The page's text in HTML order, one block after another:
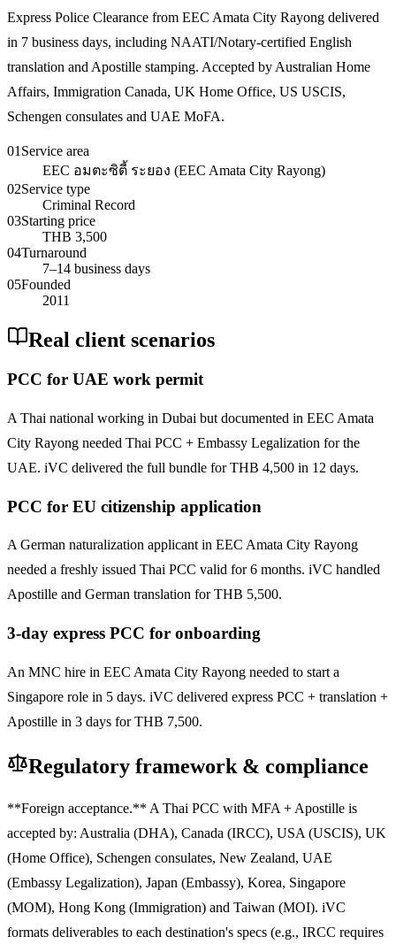
Express Police Clearance from EEC Amata City Rayong delivered
in 7 business days, including NAATI/Notary-certified English
translation and Apostille stamping. Accepted by Australian Home
Affairs, Immigration Canada, UK Home Office, US USCIS,
Schengen consulates and UAE MoFA.
01 Service area
EEC อมตะซิตี้ ระยอง (EEC Amata City Rayong)
02Service type
Criminal Record
03Starting price
THB 3,500
04Turnaround
7–14 business days
05Founded
2011
Real client scenarios
PCC for UAE work permit
A Thai national working in Dubai but documented in EEC Amata
City Rayong needed Thai PCC + Embassy Legalization for the
UAE. iVC delivered the full bundle for THB 4,500 in 12 days.
PCC for EU citizenship application
A German naturalization applicant in EEC Amata City Rayong
needed a freshly issued Thai PCC valid for 6 months. iVC handled
Apostille and German translation for THB 5,500.
3-day express PCC for onboarding
An MNC hire in EEC Amata City Rayong needed to start a
Singapore role in 5 days. iVC delivered express PCC + translation +
Apostille in 3 days for THB 7,500.
Regulatory framework & compliance
**Foreign acceptance.** A Thai PCC with MFA + Apostille is
accepted by: Australia (DHA), Canada (IRCC), USA (USCIS), UK
(Home Office), Schengen consulates, New Zealand, UAE
(Embassy Legalization), Japan (Embassy), Korea, Singapore
(MOM), Hong Kong (Immigration) and Taiwan (MOI). iVC
formats deliverables to each destination's specs (e.g., IRCC requires